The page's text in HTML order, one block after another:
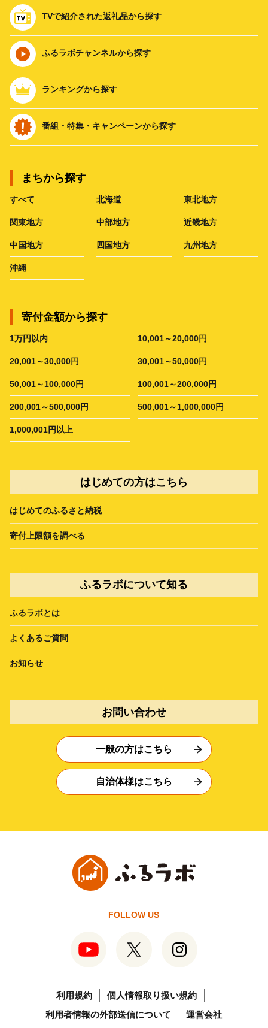
TVで紹介された返礼品から探す
ふるラボチャンネルから探す
ランキングから探す
番組・特集・キャンペーンから探す
まちから探す
すべて 北海道 東北地方
関東地方 中部地方 近畿地方
中国地方 四国地方 九州地方
沖縄
寄付金額から探す
1万円以内 10,001～20,000円
20,001～30,000円 30,001～50,000円
50,001～100,000円 100,001～200,000円
200,001～500,000円 500,001～1,000,000円
1,000,001円以上
はじめての方はこちら
はじめてのふるさと納税
寄付上限額を調べる
ふるラボについて知る
ふるラボとは
よくあるご質問
お知らせ
お問い合わせ
一般の方はこちら
自治体様はこちら
FOLLOW US
利用規約
個人情報取り扱い規約
利用者情報の外部送信について
運営会社